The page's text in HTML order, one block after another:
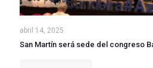
abril 14, 2025
San Martín será sede del congreso